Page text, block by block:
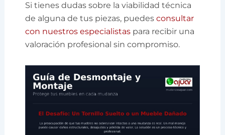
Si tienes dudas sobre la viabilidad técnica
de alguna de tus piezas, puedesconsultar
con nuestros especialistas para recibir una
valoración profesional sin compromiso.